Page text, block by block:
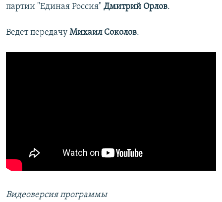
партии "Единая Россия" Дмитрий Орлов.
Ведет передачу Михаил Соколов.
Видеоверсия программы